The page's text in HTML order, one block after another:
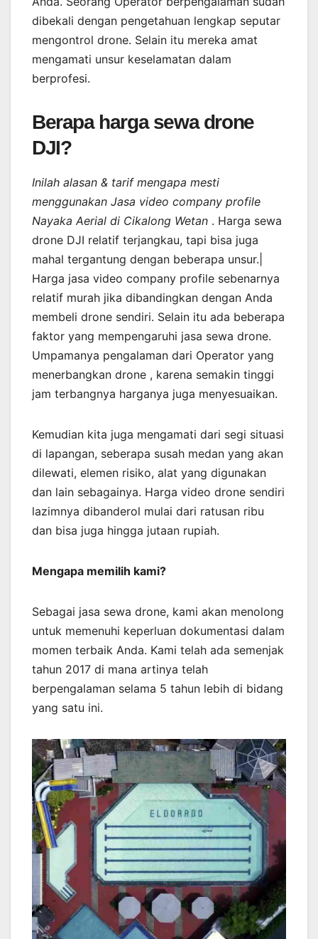
dibekali dengan pengetahuan lengkap seputar
mengontrol drone. Selain itu mereka amat
mengamati unsur keselamatan dalam
berprofesi.
Berapa harga sewa drone
DJI?
Inilah alasan & tarif mengapa mesti
menggunakan Jasa video company profile
Nayaka Aerial di Cikalong Wetan . Harga sewa
drone DJI relatif terjangkau, tapi bisa juga
mahal tergantung dengan beberapa unsur.|
Harga jasa video company profile sebenarnya
relatif murah jika dibandingkan dengan Anda
membeli drone sendiri. Selain itu ada beberapa
faktor yang mempengaruhi jasa sewa drone.
Umpamanya pengalaman dari Operator yang
menerbangkan drone , karena semakin tinggi
jam terbangnya harganya juga menyesuaikan.
Kemudian kita juga mengamati dari segi situasi
di lapangan, seberapa susah medan yang akan
dilewati, elemen risiko, alat yang digunakan
dan lain sebagainya. Harga video drone sendiri
lazimnya dibanderol mulai dari ratusan ribu
dan bisa juga hingga jutaan rupiah.
Mengapa memilih kami?
Sebagai jasa sewa drone, kami akan menolong
untuk memenuhi keperluan dokumentasi dalam
momen terbaik Anda. Kami telah ada semenjak
tahun 2017 di mana artinya telah
berpengalaman selama 5 tahun lebih di bidang
yang satu ini.